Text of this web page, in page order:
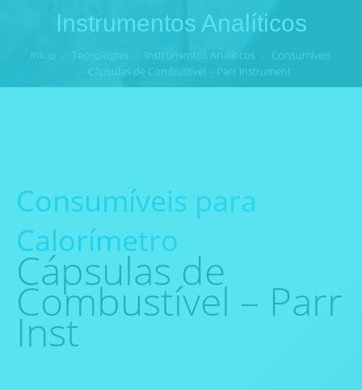
Instrumentos Analíticos
Início Tecnologias Instrumentos Analíticos
Consumíveis
Cápsulas de Combustível – Parr Instrument
Consumíveis para
Calorímetro
Cápsulas de
Combustível – Parr
Inst